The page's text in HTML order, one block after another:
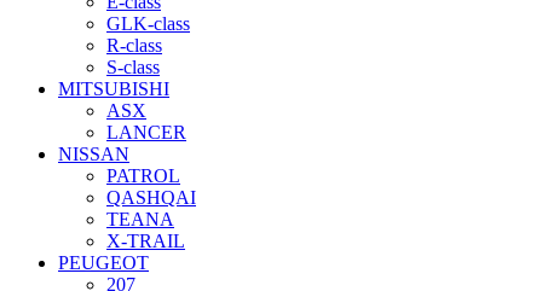
GLK-class
R-class
S-class
MITSUBISHI
ASX
LANCER
NISSAN
PATROL
QASHQAI
TEANA
X-TRAIL
PEUGEOT
207